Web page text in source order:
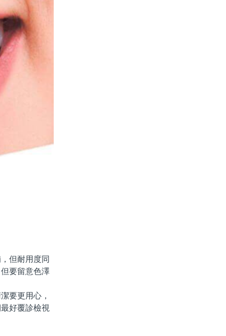
但耐用度同
要留意色澤
要更用心，
好覆診檢視